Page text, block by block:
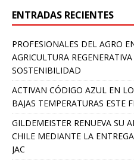
ENTRADAS RECIENTES
PROFESIONALES DEL AGRO
AGRICULTURA
SOSTENIBILIDAD
ACTIVAN CÓDIGO AZUL EN
BAJAS TEMPERATURAS ESTE
GILDEMEISTER RENUEVA SU
CHILE MEDIANTE LA
JAC